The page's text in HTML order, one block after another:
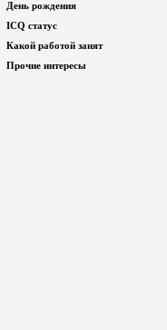
День рождения
ICQ статус
Какой работой занят
Прочие интересы